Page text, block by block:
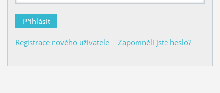
Registrace nového uživatele Zapomněli jste heslo?